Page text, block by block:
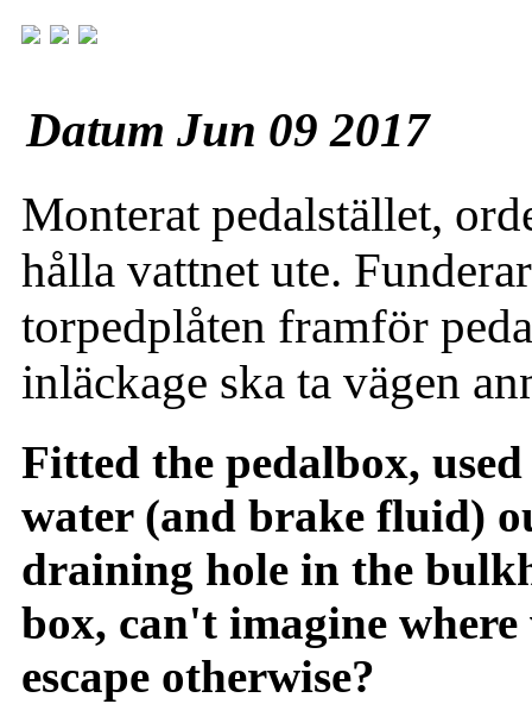
Datum Jun 09 2017
Monterat pedalstället,
hålla vattnet ute.
torpedplåten framför
inläckage ska ta vägen
Fitted the pedalbox,
water (and brake fluid)
draining hole in the
box, can't imagine
escape otherwise?